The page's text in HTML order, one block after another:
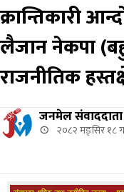
क्रान्तिकारी
लैजान नेकपा
राजनीतिक
जनमेल संवाददाता
२०८२ मङ्सिर